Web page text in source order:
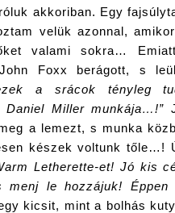
akkoriban. Egy
velük azonnal,
valami sokra…
Foxx berágott, s
a srácok tényleg
Daniel Miller munkája…!”
a lemezt, s munka
készek voltunk tőle…!
Letherette-et! Jó kis
menj le hozzájuk! Éppen
kicsit, mint a bolhás